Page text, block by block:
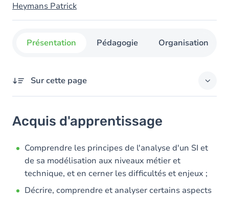
Heymans Patrick
Présentation Pédagogie Organisation
Sur cette page
Objectifs
Contenu
Table des matières
Acquis d'apprentissage
Comprendre les principes de l'analyse d'un SI et
de sa modélisation aux niveaux métier et
technique, et en cerner les difficultés et enjeux ;
Décrire, comprendre et analyser certains aspects